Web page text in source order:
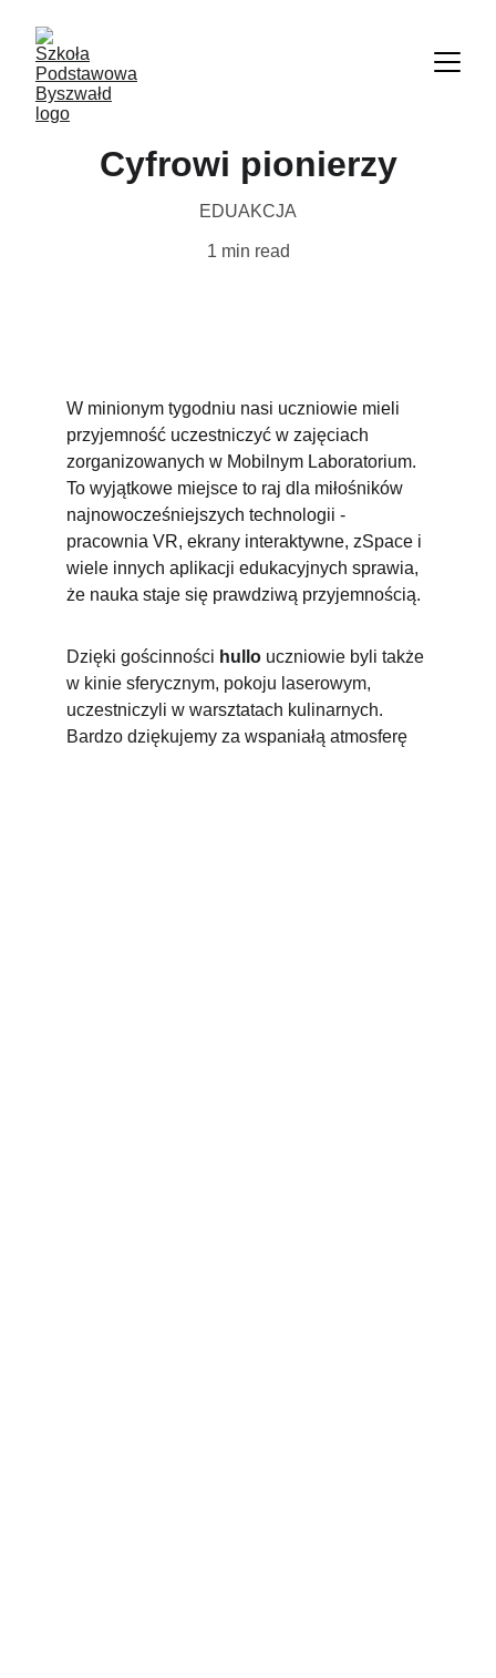
Cyfrowi pionierzy
EDUAKCJA
1 min read
W minionym tygodniu nasi uczniowie mieli
przyjemność uczestniczyć w zajęciach
zorganizowanych w Mobilnym Laboratorium.
To wyjątkowe miejsce to raj dla miłośników
najnowocześniejszych technologii -
pracownia VR, ekrany interaktywne, zSpace i
wiele innych aplikacji edukacyjnych sprawia,
że nauka staje się prawdziwą przyjemnością.
Dzięki gościnności hullo uczniowie byli także
w kinie sferycznym, pokoju laserowym,
uczestniczyli w warsztatach kulinarnych.
Bardzo dziękujemy za wspaniałą atmosferę